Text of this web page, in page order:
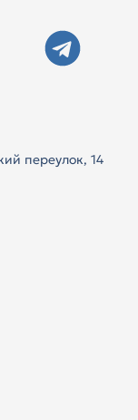
переулок, 14